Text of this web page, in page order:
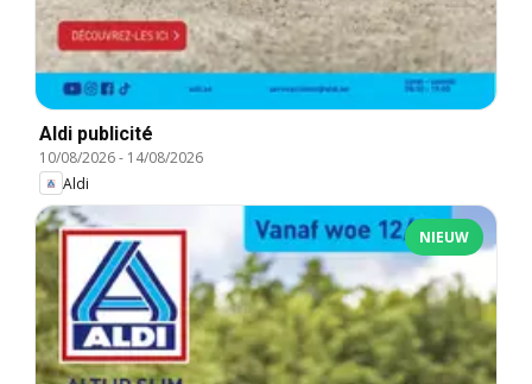
Aldi publicité
10/08/2026- 14/08/2026
Aldi
NIEUW